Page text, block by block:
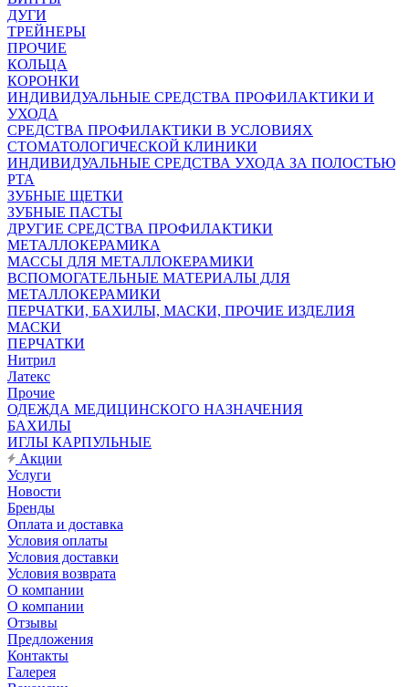
ДУГИ
ТРЕЙНЕРЫ
ПРОЧИЕ
КОЛЬЦА
КОРОНКИ
ИНДИВИДУАЛЬНЫЕ СРЕДСТВА ПРОФИЛАКТИКИ И
УХОДА
СРЕДСТВА ПРОФИЛАКТИКИ В УСЛОВИЯХ
СТОМАТОЛОГИЧЕСКОЙ КЛИНИКИ
ИНДИВИДУАЛЬНЫЕ СРЕДСТВА УХОДА ЗА ПОЛОСТЬЮ
РТА
ЗУБНЫЕ ЩЕТКИ
ЗУБНЫЕ ПАСТЫ
ДРУГИЕ СРЕДСТВА ПРОФИЛАКТИКИ
МЕТАЛЛОКЕРАМИКА
МАССЫ ДЛЯ МЕТАЛЛОКЕРАМИКИ
ВСПОМОГАТЕЛЬНЫЕ МАТЕРИАЛЫ ДЛЯ
МЕТАЛЛОКЕРАМИКИ
ПЕРЧАТКИ, БАХИЛЫ, МАСКИ, ПРОЧИЕ ИЗДЕЛИЯ
МАСКИ
ПЕРЧАТКИ
Нитрил
Латекс
Прочие
ОДЕЖДА МЕДИЦИНСКОГО НАЗНАЧЕНИЯ
БАХИЛЫ
ИГЛЫ КАРПУЛЬНЫЕ
Акции
Услуги
Новости
Бренды
Оплата и доставка
Условия оплаты
Условия доставки
Условия возврата
О компании
О компании
Отзывы
Предложения
Контакты
Галерея